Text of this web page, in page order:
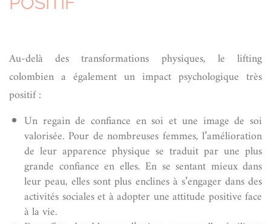
Au-delà des transformations physiques, le lifting
colombien a également un impact psychologique très
positif :
Un regain de confiance en soi et une image de soi
valorisée. Pour de nombreuses femmes, l’amélioration
de leur apparence physique se traduit par une plus
grande confiance en elles. En se sentant mieux dans
leur peau, elles sont plus enclines à s’engager dans des
activités sociales et à adopter une attitude positive face
à la vie.